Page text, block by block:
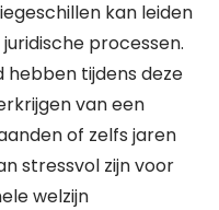
kan leiden
processen.
hebben tijdens deze
van een
of zelfs jaren
stressvol zijn voor
welzijn